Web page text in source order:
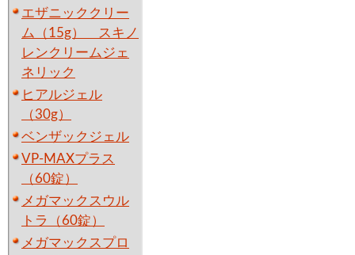
エザニッククリー
ム（15g） スキノ
レンクリームジェ
ネリック
ヒアルジェル
（30g）
ベンザックジェル
VP-MAXプラス
（60錠）
メガマックスウル
トラ（60錠）
メガマックスプロ